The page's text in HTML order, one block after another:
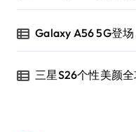
Galaxy A56 5G登
三星S26个性美颜